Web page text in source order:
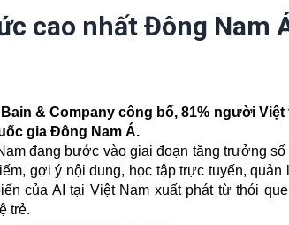
cao nhất Đông Nam
& Company công bố, 81% người
gia Đông Nam Á.
đang bước vào giai đoạn tăng trưởng
gợi ý nội dung, học tập trực tuyến, quản
của AI tại Việt Nam xuất phát từ thói
trẻ.